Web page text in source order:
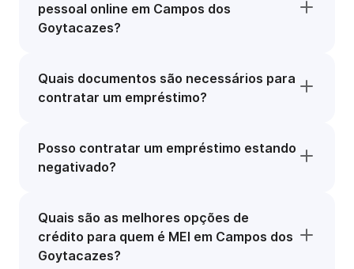
pessoal online em Campos dos
Goytacazes?
Quais documentos são necessários para
contratar um empréstimo?
Posso contratar um empréstimo estando
negativado?
Quais são as melhores opções de
crédito para quem é MEI em Campos dos
Goytacazes?